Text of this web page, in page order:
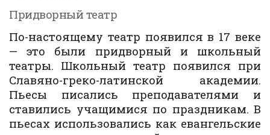
Придворный театр
По-настоящему театр появился в 17 веке
— это были придворный и школьный
театры. Школьный театр появился при
Славяно-греко-латинской академии.
Пьесы писались преподавателями и
ставились учащимися по праздникам. В
пьесах использовались как евангельские